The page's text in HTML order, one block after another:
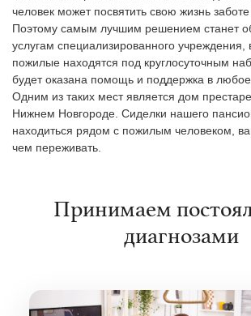
человек может посвятить свою жизнь
Поэтому самым лучшим решением станет
услугам специализированного учреждения,
пожилые находятся под круглосуточным
будет оказана помощь и поддержка в любое
Одним из таких мест является дом
Нижнем Новгороде. Сиделки нашего
находиться рядом с пожилым человеком,
чем переживать.
Принимаем
диагнозами